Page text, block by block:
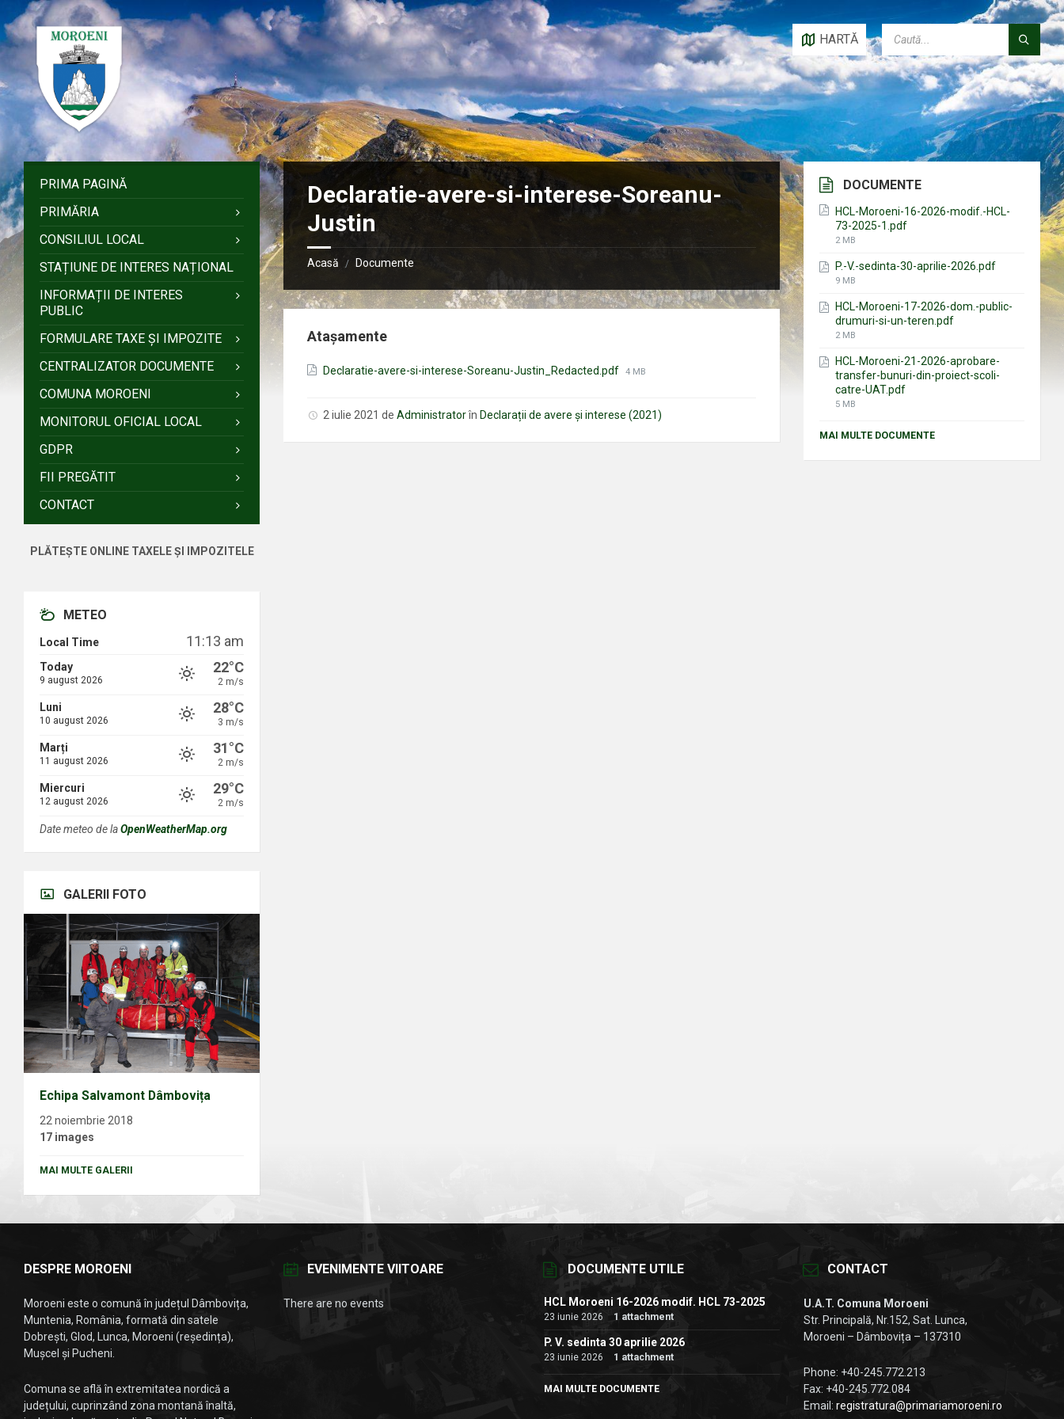
la
conținut
la
bara
laterală
stângă
la
bara
laterală
dreaptă
la
subsol
HARTĂ
Declaratie-avere-si-interese-Soreanu-
Justin
Acasă / Documente
Atașamente
Declaratie-avere-si-interese-Soreanu-Justin_Redacted.pdf Mărimea
4 MB
2 iulie 2021deAdministrator în Declarații de avere și interese (2021)
PRIMA PAGINĂ
PRIMĂRIA
CONSILIUL LOCAL
STAȚIUNE DE INTERES NAȚIONAL
INFORMAȚII DE INTERES
PUBLIC
FORMULARE TAXE ȘI IMPOZITE
CENTRALIZATOR DOCUMENTE
COMUNA MOROENI
MONITORUL OFICIAL LOCAL
GDPR
FII PREGĂTIT
CONTACT
PLĂTEȘTE ONLINE TAXELE ȘI IMPOZITELE
METEO
Local Time 11:13 am
Today
9 august 2026
22°C
2 m/s
Luni
10 august 2026
28°C
3 m/s
Marți
11 august 2026
31°C
2 m/s
Miercuri
12 august 2026
29°C
2 m/s
Date meteo de laOpenWeatherMap.org
GALERII FOTO
Echipa Salvamont Dâmbovița
22 noiembrie 2018
17 images
MAI MULTE GALERII
DOCUMENTE
HCL-Moroeni-16-2026-modif.-HCL-
73-2025-1.pdf
File
2 MB
P.-V.-sedinta-30-aprilie-2026.pdf
File
9 MB
HCL-Moroeni-17-2026-dom.-public-
drumuri-si-un-teren.pdf
File
2 MB
HCL-Moroeni-21-2026-aprobare-
transfer-bunuri-din-proiect-scoli-
catre-UAT.pdf
File
5 MB
MAI MULTE DOCUMENTE
DESPRE MOROENI
Moroeni este o comună în județul Dâmbovița,
Muntenia, România, formată din satele
Dobrești, Glod, Lunca, Moroeni (reședința),
Mușcel și Pucheni.
Comuna se află în extremitatea nordică a
județului, cuprinzând zona montană înaltă,
EVENIMENTE VIITOARE
There are no events
DOCUMENTE UTILE
HCL Moroeni 16-2026 modif. HCL 73-2025
23 iunie 2026 1 attachment
P. V. sedinta 30 aprilie 2026
23 iunie 2026 1 attachment
MAI MULTE DOCUMENTE
CONTACT
U.A.T. Comuna Moroeni
Str. Principală, Nr.152, Sat. Lunca,
Moroeni – Dâmbovița – 137310
Phone: +40-245.772.213
Fax: +40-245.772.084
Email:registratura@primariamoroeni.ro